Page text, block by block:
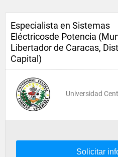
Especialista en Sistemas
Eléctricosde Potencia
Libertador de Caracas,
Capital)
Universidad
Solicitar